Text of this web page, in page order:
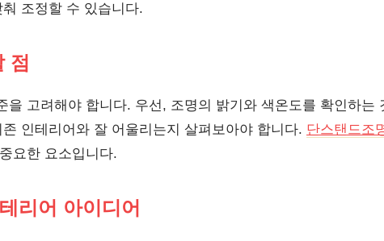
조정할 수 있습니다.
점
을 고려해야 합니다. 우선, 조명의 밝기와 색온도를 확인하는
인테리어와 잘 어울리는지 살펴보아야 합니다. 단스탠드조
요한 요소입니다.
리어 아이디어